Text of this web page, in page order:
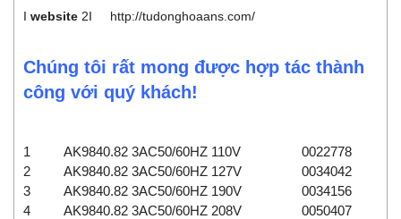
I website 2I http://tudonghoaans.com/
Chúng tôi rất mong được hợp tác thành
công với quý khách!
1 AK9840.82 3AC50/60HZ 110V
0022778
2
AK9840.82 3AC50/60HZ 127V
0034042
3
AK9840.82 3AC50/60HZ 190V
0034156
4
AK9840.82 3AC50/60HZ 208V
0050407